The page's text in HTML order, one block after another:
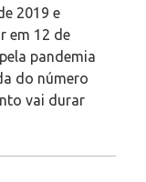
2019 e
em 12 de
pandemia
do número
vai durar